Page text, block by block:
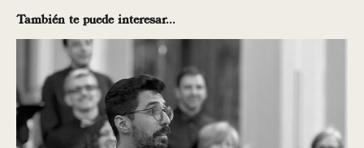
También te puede interesar...